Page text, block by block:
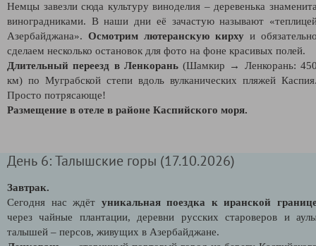
Немцы завезли сюда культуру виноделия – деревенька
виноградниками. В наши дни её зачастую называют
Азербайджана». Осмотрим лютеранскую кирху и
сделаем несколько остановок для фото на фоне красивых полей.
Длительный переезд в Ленкорань(Шамкир → Ленкорань:
км) по Муграбской степи вдоль вулканических пляжей
Просто потрясающе!
Размещение в отеле в районе Каспийского моря.
День 6: Талышские горы (17.10.2026)
Завтрак.
Сегодня нас ждёт уникальная поездка к иранской
через чайные плантации, деревни русских староверов и
талышей – персов, живущих в Азербайджане.